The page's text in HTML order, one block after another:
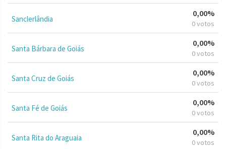
Sanclerlândia
0,00%
0 votos
Santa Bárbara de Goiás
0,00%
0 votos
Santa Cruz de Goiás
0,00%
0 votos
Santa Fé de Goiás
0,00%
0 votos
Santa Rita do Araguaia
0,00%
0 votos